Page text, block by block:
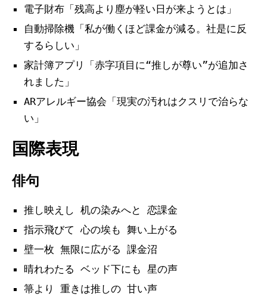
電子財布「残高より塵が軽い日が来ようとは」
自動掃除機「私が働くほど課金が減る。社是に反
するらしい」
家計簿アプリ「赤字項目に“推しが尊い”が追加さ
れました」
ARアレルギー協会「現実の汚れはクスリで治らな
い」
国際表現
俳句
推し映えし 机の染みへと 恋課金
指示飛びて 心の埃も 舞い上がる
壁一枚 無限に広がる 課金沼
晴れわたる ベッド下にも 星の声
箒より 重きは推しの 甘い声